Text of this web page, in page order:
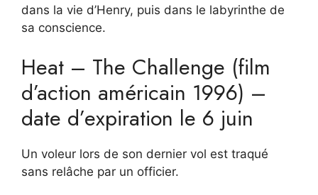
dans la vie d’Henry, puis dans le labyrinthe de
sa conscience.
Heat – The Challenge (film
d’action américain 1996) –
date d’expiration le 6 juin
Un voleur lors de son dernier vol est traqué
sans relâche par un officier.